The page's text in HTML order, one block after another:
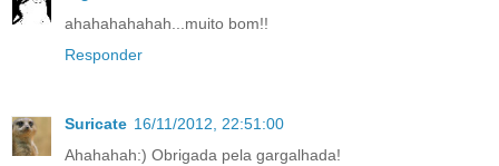
ahahahahahah...muito bom!!
Responder
Suricate 16/11/2012, 22:51:00
Ahahahah:) Obrigada pela gargalhada!